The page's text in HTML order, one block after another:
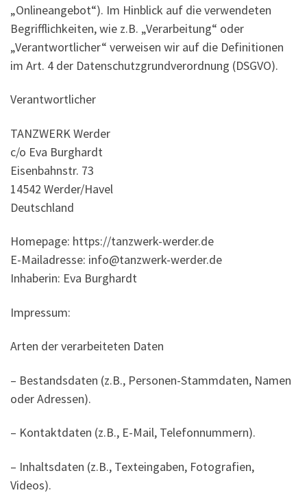
„Onlineangebot“). Im Hinblick auf die verwendeten
Begrifflichkeiten, wie z.B. „Verarbeitung“ oder
„Verantwortlicher“ verweisen wir auf die Definitionen
im Art. 4 der Datenschutzgrundverordnung (DSGVO).
Verantwortlicher
TANZWERK Werder
c/o Eva Burghardt
Eisenbahnstr. 73
14542 Werder/Havel
Deutschland
Homepage: https://tanzwerk-werder.de
E-Mailadresse: info@tanzwerk-werder.de
Inhaberin: Eva Burghardt
Impressum:
Arten der verarbeiteten Daten
– Bestandsdaten (z.B., Personen-Stammdaten, Namen
oder Adressen).
– Kontaktdaten (z.B., E-Mail, Telefonnummern).
– Inhaltsdaten (z.B., Texteingaben, Fotografien,
Videos).